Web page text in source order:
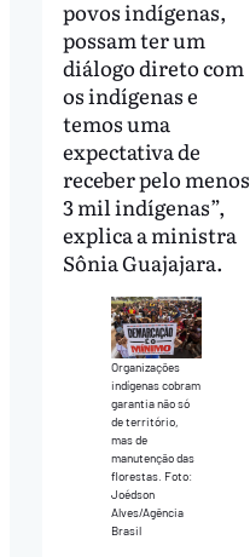
povos indígenas,
possam ter um
diálogo direto com
os indígenas e
temos uma
expectativa de
receber pelo menos
3 mil indígenas”,
explica a ministra
Sônia Guajajara.
Organizações
indígenas cobram
garantia não só
de território,
mas de
manutenção das
florestas. Foto:
Joédson
Alves/Agência
Brasil